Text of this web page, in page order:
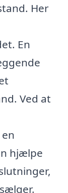
Her
En
Ved at
hjælpe